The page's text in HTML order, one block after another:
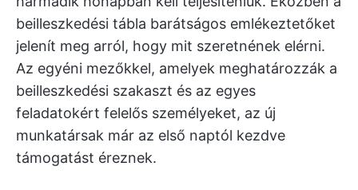
beilleszkedési tábla barátságos emlékeztetőket
jelenít meg arról, hogy mit szeretnének elérni.
Az egyéni mezőkkel, amelyek meghatározzák a
beilleszkedési szakaszt és az egyes
feladatokért felelős személyeket, az új
munkatársak már az első naptól kezdve
támogatást éreznek.